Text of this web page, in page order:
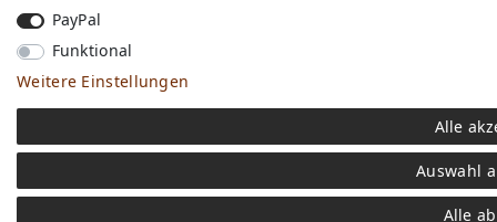
PayPal
Funktional
Weitere Einstellungen
Alle
Auswahl
Alle